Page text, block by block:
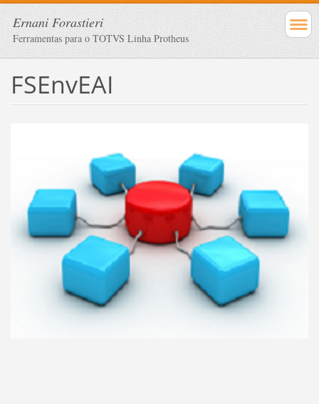
Ernani Forastieri
Ferramentas para o TOTVS Linha Protheus
FSEnvEAI